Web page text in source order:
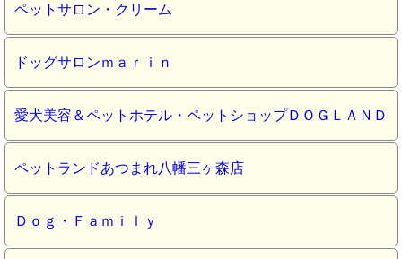
ペットサロン・クリーム
ドッグサロンｍａｒｉｎ
愛犬美容＆ペットホテル・ペットショップＤＯＧＬＡＮＤ
ペットランドあつまれ八幡三ヶ森店
Ｄｏｇ・Ｆａｍｉｌｙ